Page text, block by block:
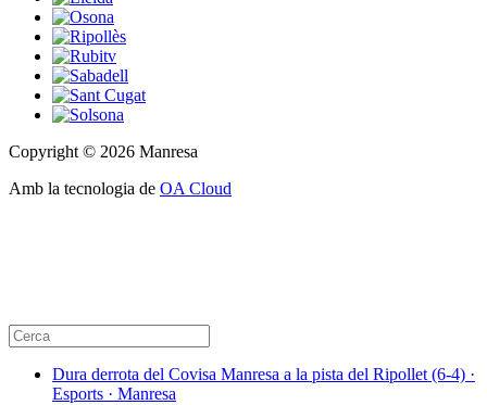
Copyright © 2026 Manresa
Amb la tecnologia de OA Cloud
Dura derrota del Covisa Manresa a la pista del Ripollet (6-4) ·
Esports · Manresa